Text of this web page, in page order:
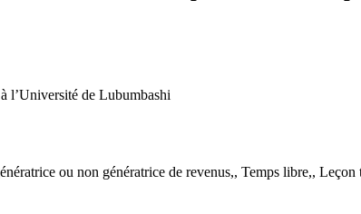
l’Université de Lubumbashi
ou non génératrice de revenus,, Temps libre,, Leçon